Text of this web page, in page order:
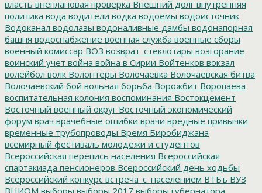
власть внеплановая проверка Внешний долг внутренняя
политика вода водители водка водоемы водоисточник
Водоканал водолазы водоналивные дамбы водонапорная
башня водоснабжение военная служба военные сборы
военный комиссар ВОЗ возврат_стеклотары возгорание
воинский учет война война в Сирии Войтенков вокзал
волейбол волк Волонтеры Волочаевка Волочаевская битва
Волочаевский бой вольная борьба Ворожбит Воропаева
воспитательная колония воспоминания Востокцемент
Восточный военный округ Восточный экономический
форум врач врачебные ошибки врачи вредные привычки
временные трубопроводы Время Биробиджана
всемирный фестиваль молодежи и студентов
Всероссийская перепись населения Всероссийская
спартакиада пенсионеров Всероссийский день ходьбы
Всероссийский конкурс встреча_с_населением ВТБъ ВУЗ
ВЦИОМ выборы выборы 2017 выборы губернатора